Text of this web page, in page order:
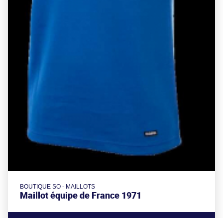
BOUTIQUE SO - MAILLOTS
Maillot équipe de France 1971